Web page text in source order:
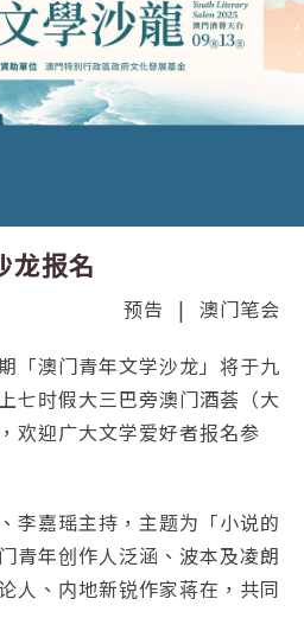
龙报名
预告 | 澳门笔会
「澳门青年文学沙龙」将于九
七时假大三巴旁澳门酒荟（大
欢迎广大文学爱好者报名参
李嘉瑶主持，主题为「小说的
青年创作人泛涵、波本及凌朗
人、内地新锐作家蒋在，共同